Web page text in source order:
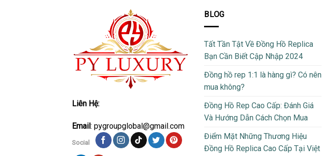
Liên Hệ:
Email: pygroupglobal@gmail.com
Social
BLOG
Tất Tần Tật Về Đồng Hồ Replica
Bạn Cần Biết Cập Nhập 2024
Đồng hồ rep 1:1 là hàng gì? Có nên
mua không?
Đồng Hồ Rep Cao Cấp: Đánh Giá
Và Hướng Dẫn Cách Chọn Mua
Điểm Mặt Những Thương Hiệu
Đồng Hồ Replica Cao Cấp Tại Việt